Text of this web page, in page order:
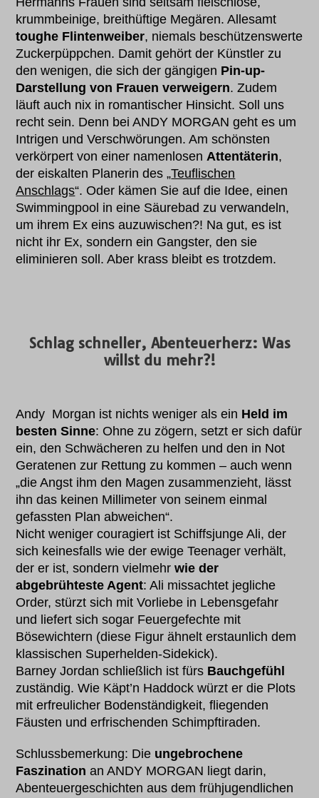
krummbeinige, breithüftige Megären. Allesamt
toughe Flintenweiber, niemals beschützenswerte
Zuckerpüppchen. Damit gehört der Künstler zu
den wenigen, die sich der gängigen Pin-up-
Darstellung von Frauen verweigern. Zudem
läuft auch nix in romantischer Hinsicht. Soll uns
recht sein. Denn bei ANDY MORGAN geht es um
Intrigen und Verschwörungen. Am schönsten
verkörpert von einer namenlosenAttentäterin,
der eiskalten Planerin des „Teuflischen
Anschlags“. Oder kämen Sie auf die Idee, einen
Swimmingpool in eine Säurebad zu verwandeln,
um ihrem Ex eins auzuwischen?! Na gut, es ist
nicht ihr Ex, sondern ein Gangster, den sie
eliminieren soll. Aber krass bleibt es trotzdem.
Schlag schneller, Abenteuerherz: Was
willst du mehr?!
Andy Morgan ist nichts weniger als ein Held im
besten Sinne: Ohne zu zögern, setzt er sich dafür
ein, den Schwächeren zu helfen und den in Not
Geratenen zur Rettung zu kommen – auch wenn
„die Angst ihm den Magen zusammenzieht, lässt
ihn das keinen Millimeter von seinem einmal
gefassten Plan abweichen“.
Nicht weniger couragiert ist Schiffsjunge Ali, der
sich keinesfalls wie der ewige Teenager verhält,
der er ist, sondern vielmehrwie der
abgebrühteste Agent: Ali missachtet jegliche
Order, stürzt sich mit Vorliebe in Lebensgefahr
und liefert sich sogar Feuergefechte mit
Bösewichtern (diese Figur ähnelt erstaunlich dem
klassischen Superhelden-Sidekick).
Barney Jordan schließlich ist fürs Bauchgefühl
zuständig. Wie Käpt’n Haddock würzt er die Plots
mit erfreulicher Bodenständigkeit, fliegenden
Fäusten und erfrischenden Schimpftiraden.
Schlussbemerkung: Die ungebrochene
Faszination an ANDY MORGAN liegt darin,
Abenteuergeschichten aus dem frühjugendlichen